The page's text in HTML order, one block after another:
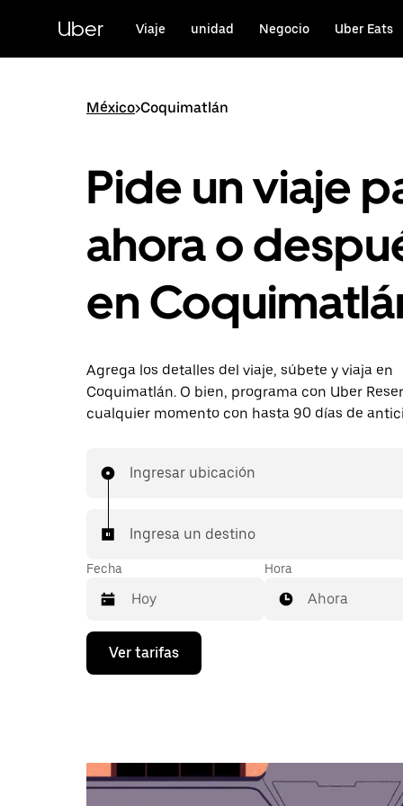
contenido
principal
Uber Viaje unidad Negocio Uber Eats
México>Coquimatlán
Pide un viaje
ahora o
en
Agrega los detalles del viaje, súbete y viaja en
Coquimatlán. O bien, programa con Uber
cualquier momento con hasta 90 días de
Ingresar ubicación
Ingresa un destino
Fecha
Presiona
flecha
el
calendario
Hora
Ahora
Ver tarifas